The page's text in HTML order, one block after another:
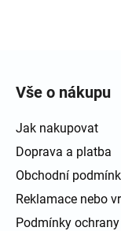
Vše o nákupu
Jak nakupovat
Doprava a platba
Obchodní
Reklamace nebo
Podmínky